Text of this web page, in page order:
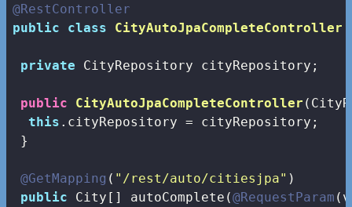
@RestController
public
class CityAutoJpaCompleteController
private CityRepository cityRepository;
public CityAutoJpaCompleteController
this .cityRepository = cityRepository;
}
@GetMapping ( "/rest/auto/citiesjpa" )
public City[] autoComplete(@RequestParam